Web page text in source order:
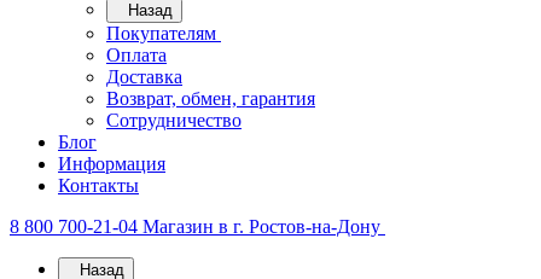
Назад
Покупателям
Оплата
Доставка
Возврат, обмен, гарантия
Сотрудничество
Блог
Информация
Контакты
8 800 700-21-04 Магазин в г. Ростов-на-Дону
Назад